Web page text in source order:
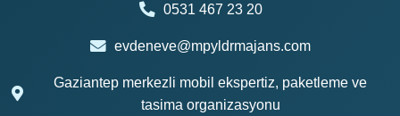
0531 467 23 20
evdeneve@mpyldrmajans.com
Gaziantep merkezli mobil ekspertiz, paketleme ve
tasima organizasyonu